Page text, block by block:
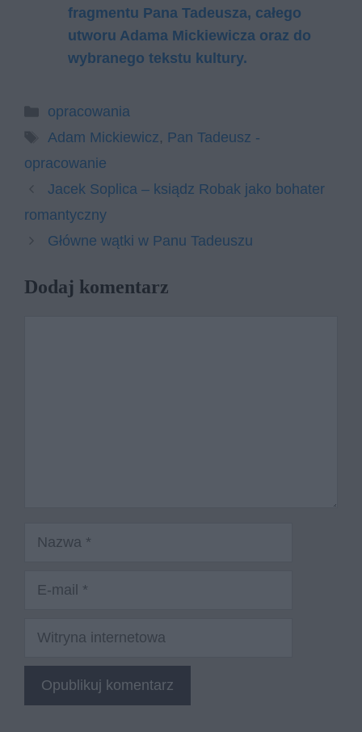
fragmentu Pana Tadeusza, całego
utworu Adama Mickiewicza oraz do
wybranego tekstu kultury.
Kategorie
opracowania
Tagi
Adam Mickiewicz, Pan Tadeusz -
opracowanie
Jacek Soplica – ksiądz Robak jako bohater
romantyczny
Główne wątki w Panu Tadeuszu
Dodaj komentarz
Nazwa
Witryna